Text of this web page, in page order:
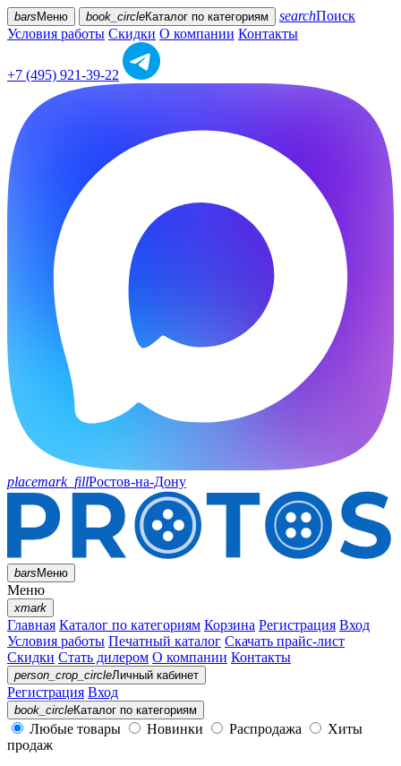
bars Меню book_circleКаталог по категориям searchПоиск
Условия работы Скидки О компании Контакты
+7 (495) 921-39-22
placemark_fillРостов-на-Дону
barsМеню
Меню
xmark
Главная Каталог по категориям Корзина Регистрация Вход
Условия работы Печатный каталог Скачать прайс-лист
Скидки Стать дилером О компании Контакты
person_crop_circleЛичный кабинет
Регистрация Вход
book_circleКаталог по категориям
Любые товары Новинки Распродажа
Хиты
продаж